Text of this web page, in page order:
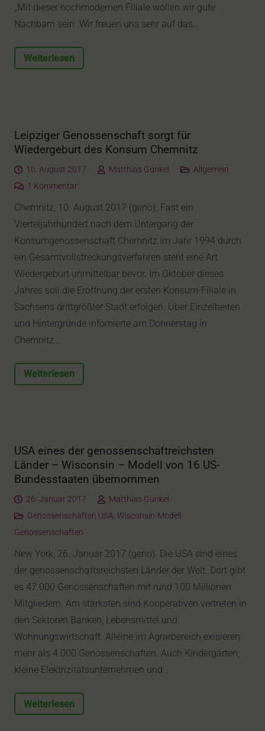
„Mit dieser hochmodernen Filiale wollen wir gute
Nachbarn sein. Wir freuen uns sehr auf das…
Weiterlesen
Leipziger Genossenschaft sorgt für
Wiedergeburt des Konsum Chemnitz
10. August 2017 Matthias Günkel
Allgemein
1 Kommentar
Chemnitz, 10. August 2017 (geno). Fast ein
Vierteljahrhundert nach dem Untergang der
Konsumgenossenschaft Chemnitz im Jahr 1994 durch
ein Gesamtvollstreckungsverfahren steht eine Art
Wiedergeburt unmittelbar bevor. Im Oktober dieses
Jahres soll die Eröffnung der ersten Konsum-Filiale in
Sachsens drittgrößter Stadt erfolgen. Über Einzelheiten
und Hintergründe infomierte am Donnerstag in
Chemnitz…
Weiterlesen
USA eines der genossenschaftreichsten
Länder – Wisconsin – Modell von 16 US-
Bundesstaaten übernommen
26. Januar 2017
Matthias Günkel
Genossenschaften USA, Wisconsin-Modell
Genossenschaften
New York, 26. Januar 2017 (geno). Die USA sind eines
der genossenschaftsreichsten Länder der Welt. Dort gibt
es 47.000 Genossenschaften mit rund 100 Millionen
Mitgliedern. Am stärksten sind Kooperativen vertreten in
den Sektoren Banken, Lebensmittel und
Wohnungswirtschaft. Alleine im Agrarbereich exisieren
mehr als 4.000 Genossenschaften. Auch Kindergärten,
kleine Elektrizitätsunternehmen und…
Weiterlesen